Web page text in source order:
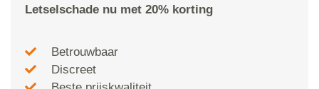
Letselschade nu met 20% korting
Betrouwbaar
Discreet